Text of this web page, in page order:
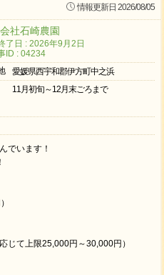
情報更新日 2026/08/05
社石崎農園
了日 : 2026年9月2日
ID : 04234
愛媛県西宇和郡伊方町中之浜
11月初旬～12月末ごろまで
でいます！
じて上限25,000円～30,000円）